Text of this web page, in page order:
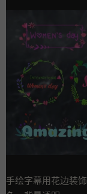
手绘字幕用花边装